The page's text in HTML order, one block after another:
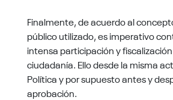
Finalmente, de acuerdo al
público utilizado, es imperativo
intensa participación y
ciudadanía. Ello desde la misma
Política y por supuesto antes y
aprobación.